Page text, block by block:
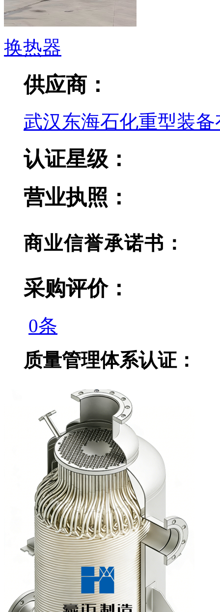
换热器
供应商：
武汉东海石化重型装
认证星级：
营业执照：
商业信誉承诺书：
采购评价：
0条
质量管理体系认证：